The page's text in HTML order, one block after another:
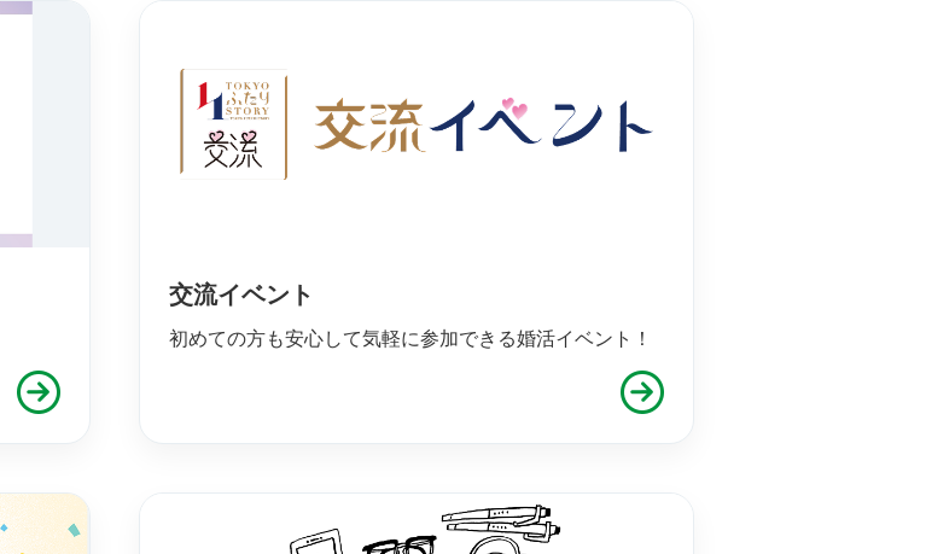
交流イベント
初めての方も安心して気軽に参加できる婚活イベント！